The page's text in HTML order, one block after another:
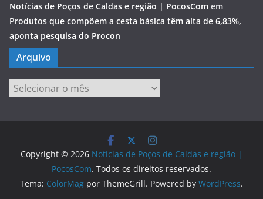
Notícias de Poços de Caldas e região | PocosCom em
Produtos que compõem a cesta básica têm alta de 6,83%,
aponta pesquisa do Procon
Arquivo
Arquivo
Copyright © 2026 Notícias de Poços de Caldas e região |
PocosCom. Todos os direitos reservados.
Tema: ColorMag por ThemeGrill. Powered by WordPress.